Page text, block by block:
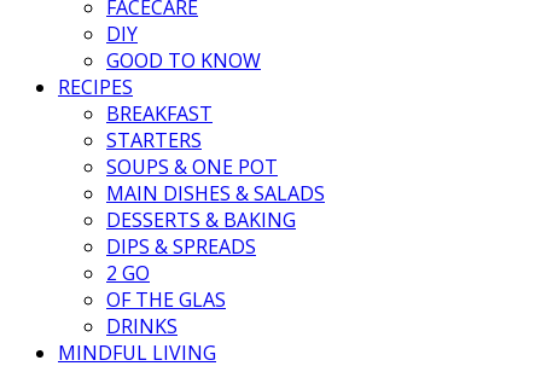
FACECARE
DIY
GOOD TO KNOW
RECIPES
BREAKFAST
STARTERS
SOUPS & ONE POT
MAIN DISHES & SALADS
DESSERTS & BAKING
DIPS & SPREADS
2 GO
OF THE GLAS
DRINKS
MINDFUL LIVING